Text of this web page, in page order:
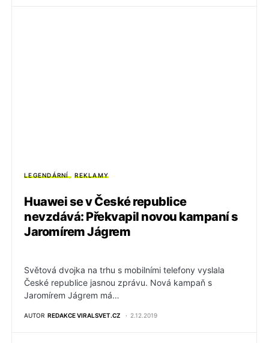
LEGENDÁRNÍ REKLAMY
Huawei se v České republice
nevzdává: Překvapil novou kampaní s
Jaromírem Jágrem
Světová dvojka na trhu s mobilními telefony vyslala
České republice jasnou zprávu. Nová kampaň s
Jaromírem Jágrem má…
AUTOR REDAKCE VIRALSVET.CZ 2.12.2019